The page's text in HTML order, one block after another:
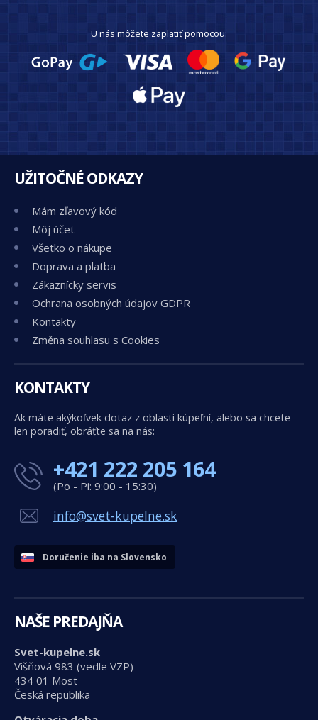
U nás môžete zaplatiť pomocou:
UŽITOČNÉ ODKAZY
Mám zľavový kód
Môj účet
Všetko o nákupe
Doprava a platba
Zákaznícky servis
Ochrana osobných údajov GDPR
Kontakty
Změna souhlasu s Cookies
KONTAKTY
Ak máte akýkoľvek dotaz z oblasti kúpeľní, alebo sa chcete
len poradiť, obráťte sa na nás:
+421 222 205 164
(Po - Pi: 9:00 - 15:30)
info@svet-kupelne.sk
Doručenie iba na Slovensko
NAŠE PREDAJŇA
Svet-kupelne.sk
Višňová 983 (vedle VZP)
434 01 Most
Česká republika